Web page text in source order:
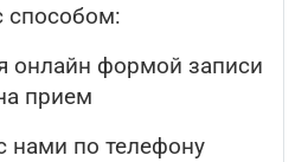
способом:
онлайн формой записи
прием
нами по телефону